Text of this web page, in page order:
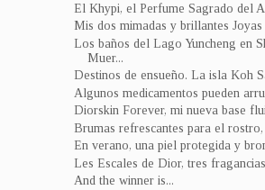
El Khypi, el Perfume Sagrado del
Mis dos mimadas y brillantes
Los baños del Lago Yuncheng en
Muer...
Destinos de ensueño. La isla Koh
Algunos medicamentos pueden
Diorskin Forever, mi nueva base
Brumas refrescantes para el rostro,
En verano, una piel protegida y
Les Escales de Dior, tres
And the winner is...